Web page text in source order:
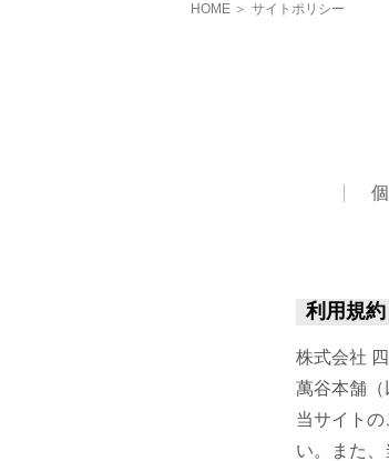
HOME サイトポリシー
利用規約
株式会社
萬谷本舗（
当サイト
い。また